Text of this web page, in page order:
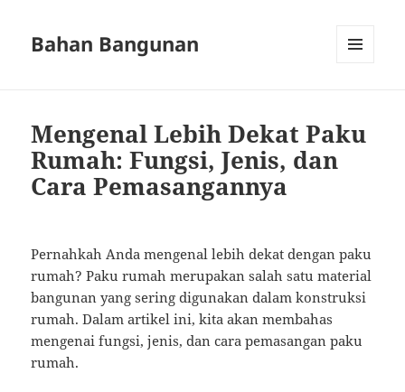
Bahan Bangunan
Mengenal Lebih Dekat Paku
Rumah: Fungsi, Jenis, dan
Cara Pemasangannya
Pernahkah Anda mengenal lebih dekat dengan paku
rumah? Paku rumah merupakan salah satu material
bangunan yang sering digunakan dalam konstruksi
rumah. Dalam artikel ini, kita akan membahas
mengenai fungsi, jenis, dan cara pemasangan paku
rumah.